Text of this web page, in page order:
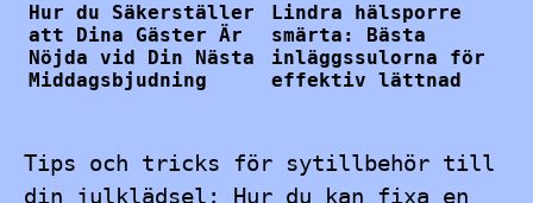
Hur du Säkerställer
att Dina Gäster Är
Nöjda vid Din Nästa
Middagsbjudning
Lindra hälsporre
smärta: Bästa
inläggssulorna för
effektiv lättnad
Tips och tricks för sytillbehör till
din julklädsel: Hur du kan fixa en